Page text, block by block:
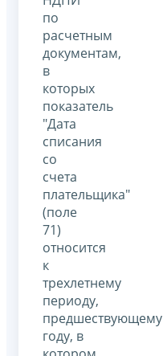
по
расчетным
документам,
в
которых
показатель
"Дата
списания
со
счета
плательщика"
(поле
71)
относится
к
трехлетнему
периоду,
предшествующему
году, в